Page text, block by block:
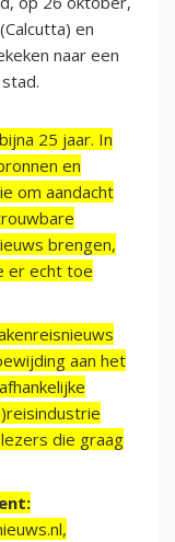
en
naar een
25 jaar. In
en
om aandacht
brengen,
er echt toe
aan het
die graag